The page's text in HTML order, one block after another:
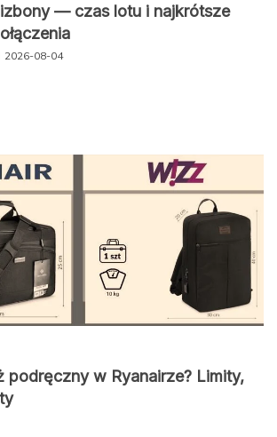
— czas lotu i najkrótsze
2026-08-04
podręczny w Ryanairze? Limity,